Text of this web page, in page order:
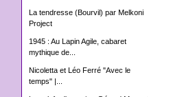
La tendresse (Bourvil) par Melkoni
Project
1945 : Au Lapin Agile, cabaret
mythique de...
Nicoletta et Léo Ferré "Avec le
temps" |...